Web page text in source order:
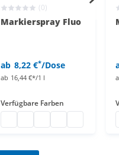
(0)
Markierspray Fluo
ab 8,22 €*/Dose
ab 16,44 €*/1 l
Verfügbare Farben